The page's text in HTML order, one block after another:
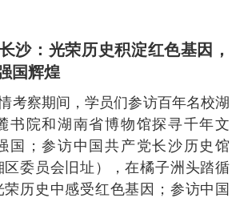
沙：光荣历史积淀红色基因，
国辉煌
考察期间，学员们参访百年名校湖
书院和湖南省博物馆探寻千年文
国；参访中国共产党长沙历史馆
区委员会旧址），在橘子洲头踏循
历史中感受红色基因；参访中国